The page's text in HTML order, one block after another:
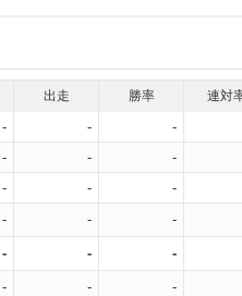
出走 勝率 連対
- -
-
- -
-
- -
-
- - -
- - -
- - -